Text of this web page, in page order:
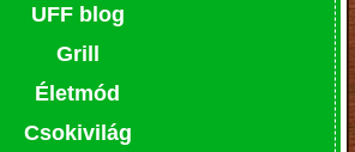
UFF blog
Grill
Életmód
Csokivilág